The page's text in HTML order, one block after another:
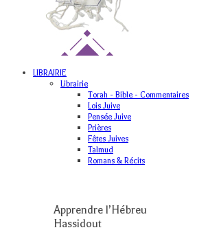
LIBRAIRIE
Librairie
Torah - Bible - Commentaires
Lois Juive
Pensée Juive
Prières
Fêtes Juives
Talmud
Romans & Récits
Apprendre l’Hébreu
Hassidout